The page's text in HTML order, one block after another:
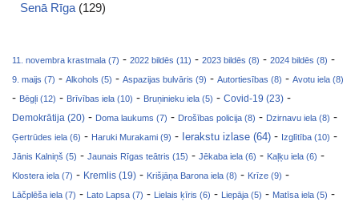
Senā Rīga (129)
11. novembra krastmala (7) - 2022 bildēs (11) - 2023 bildēs (8) - 2024 bildēs (8) -
9. maijs (7) - Alkohols (5) - Aspazijas bulvāris (9) - Autortiesības (8) - Avotu iela (8)
- Bēgļi (12) - Brīvības iela (10) - Bruņinieku iela (5) - Covid-19 (23) -
Demokrātija (20) - Doma laukums (7) - Drošības policija (8) - Dzirnavu iela (8) -
Ģertrūdes iela (6) - Haruki Murakami (9) - Ierakstu izlase (64) - Izglītība (10) -
Jānis Kalniņš (5) - Jaunais Rīgas teātris (15) - Jēkaba iela (6) - Kaļķu iela (6) -
Klostera iela (7) - Kremlis (19) - Krišjāņa Barona iela (8) - Krīze (9) -
Lāčplēša iela (7) - Lato Lapsa (7) - Lielais ķīris (6) - Liepāja (5) - Matīsa iela (5) -